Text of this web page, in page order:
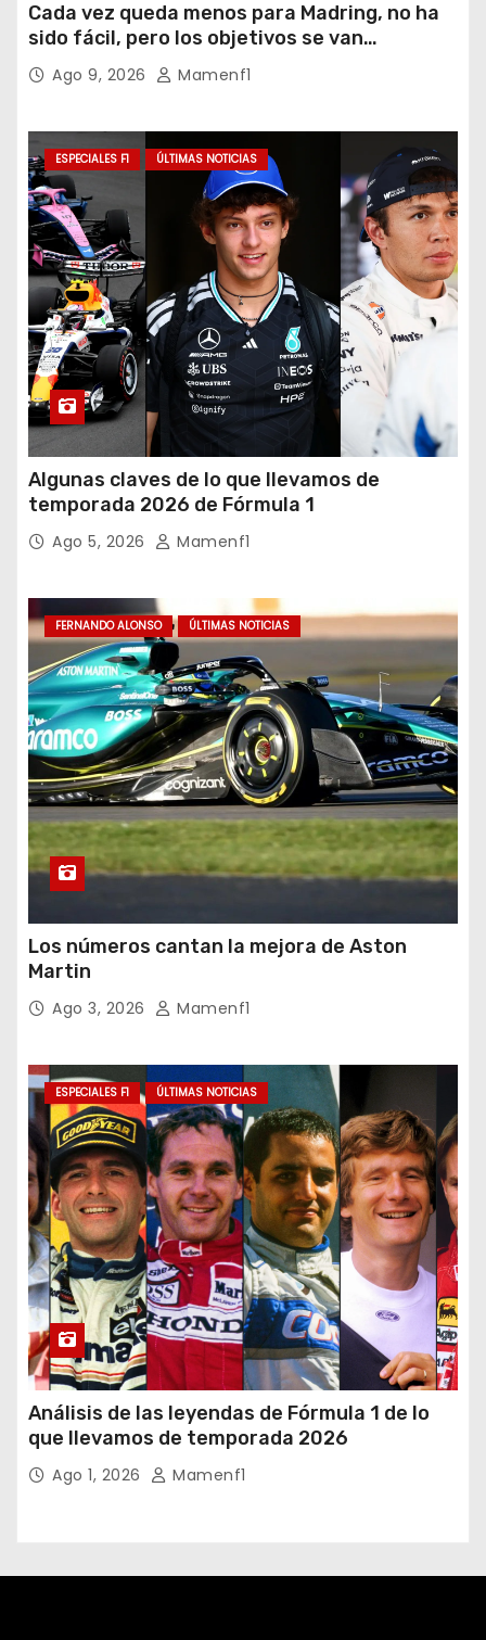
Cada vez queda menos para Madring, no ha
sido fácil, pero los objetivos se van
cumpliendo
Ago 9, 2026 Mamenf1
ESPECIALES F1 ÚLTIMAS NOTICIAS
Algunas claves de lo que llevamos de
temporada 2026 de Fórmula 1
Ago 5, 2026 Mamenf1
FERNANDO ALONSO ÚLTIMAS NOTICIAS
Los números cantan la mejora de Aston
Martin
Ago 3, 2026 Mamenf1
ESPECIALES F1 ÚLTIMAS NOTICIAS
Análisis de las leyendas de Fórmula 1 de lo
que llevamos de temporada 2026
Ago 1, 2026 Mamenf1